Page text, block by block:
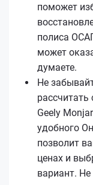
поможет
полиса
может
думаете.
Не
Geely
удобного
позволит
ценах и
вариант.